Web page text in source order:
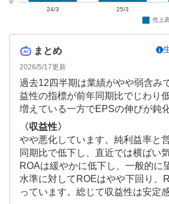
まとめ
2026/5/17更新
過去12四半期は業績がやや弱含み
益性の指標が前年同期比でじわり
増えている一方でEPSの伸びが鈍
〈収益性〉
やや悪化しています。純利益率と
同期比で低下し、直近では横ばい
ROAは緩やかに低下し、一般的に
水準に対してROEはやや下回り、
っています。総じて収益性は安定